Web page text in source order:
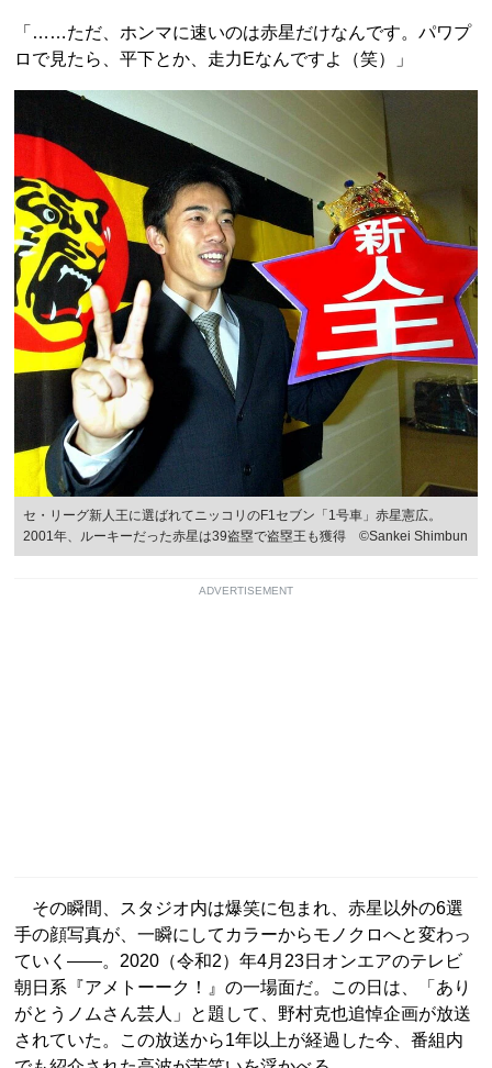
「……ただ、ホンマに速いのは赤星だけなんです。パワプ
ロで見たら、平下とか、走力Eなんですよ（笑）」
セ・リーグ新人王に選ばれてニッコリのF1セブン「1号車」赤星憲広。
2001年、ルーキーだった赤星は39盗塁で盗塁王も獲得 ©Sankei Shimbun
ADVERTISEMENT
その瞬間、スタジオ内は爆笑に包まれ、赤星以外の6選
手の顔写真が、一瞬にしてカラーからモノクロへと変わっ
ていく――。2020（令和2）年4月23日オンエアのテレビ
朝日系『アメトーーク！』の一場面だ。この日は、「あり
がとうノムさん芸人」と題して、野村克也追悼企画が放送
されていた。この放送から1年以上が経過した今、番組内